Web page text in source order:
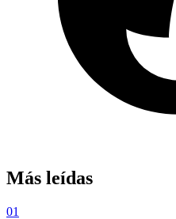
Más leídas
01